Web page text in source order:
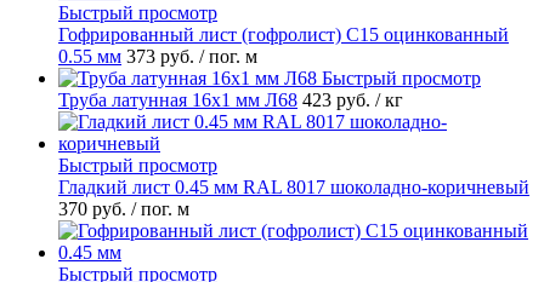
Быстрый просмотр
Гофрированный лист (гофролист) С15 оцинкованный
0.55 мм 373 руб. / пог. м
Быстрый просмотр
Труба латунная 16х1 мм Л68 423 руб. / кг
Быстрый просмотр
Гладкий лист 0.45 мм RAL 8017 шоколадно-коричневый
370 руб. / пог. м
Быстрый просмотр